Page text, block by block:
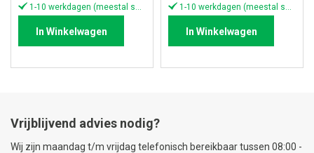
In Winkelwagen In Winkelwagen
Vrijblijvend advies nodig?
Wij zijn maandag t/m vrijdag telefonisch bereikbaar tussen 08:00 -